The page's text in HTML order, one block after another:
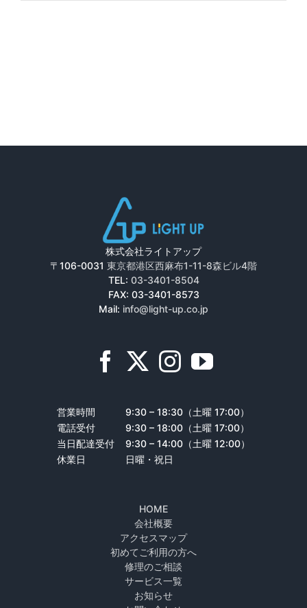
株式会社ライトアップ
〒106-0031 東京都港区西麻布1-11-8森ビル4階
TEL: 03-3401-8504
FAX: 03-3401-8573
Mail: info@light-up.co.jp
営業時間
9:30 – 18:30（土曜 17:00）
電話受付
9:30 – 18:00（土曜 17:00）
当日配達受付
9:30 – 14:00（土曜 12:00）
休業日
日曜・祝日
HOME
会社概要
アクセスマップ
初めてご利用の方へ
修理のご相談
サービス一覧
お知らせ